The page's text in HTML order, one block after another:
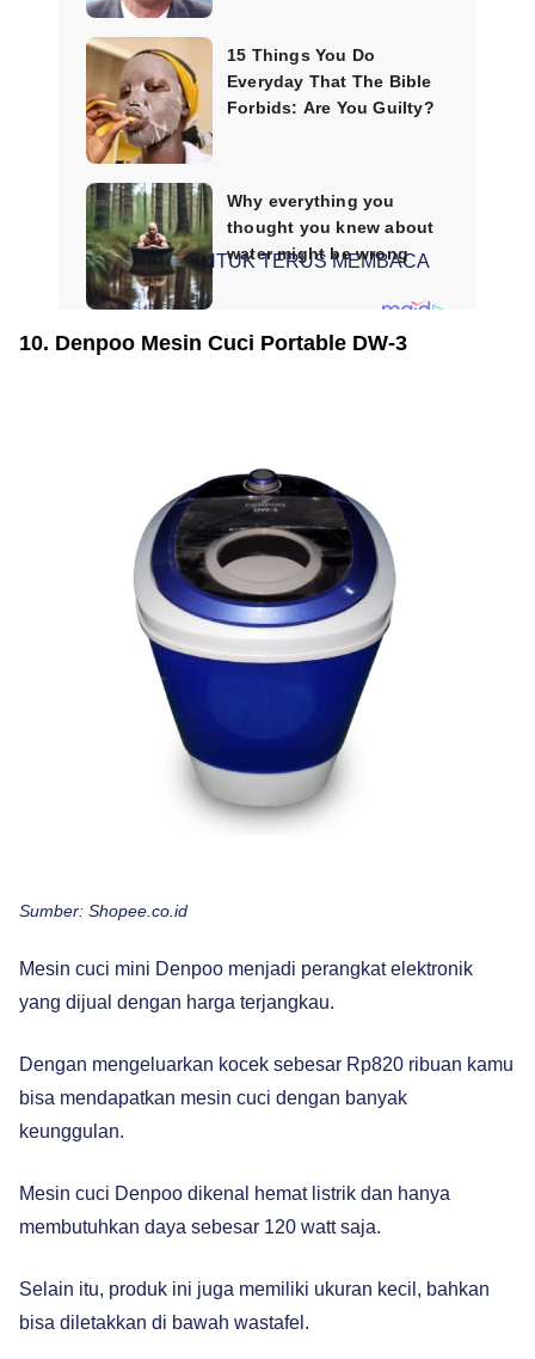
SCROLL UNTUK TERUS MEMBACA
10. Denpoo Mesin Cuci Portable DW-3
Sumber: Shopee.co.id
Mesin cuci mini Denpoo menjadi perangkat elektronik
yang dijual dengan harga terjangkau.
Dengan mengeluarkan kocek sebesar Rp820 ribuan kamu
bisa mendapatkan mesin cuci dengan banyak
keunggulan.
Mesin cuci Denpoo dikenal hemat listrik dan hanya
membutuhkan daya sebesar 120 watt saja.
Selain itu, produk ini juga memiliki ukuran kecil, bahkan
bisa diletakkan di bawah wastafel.